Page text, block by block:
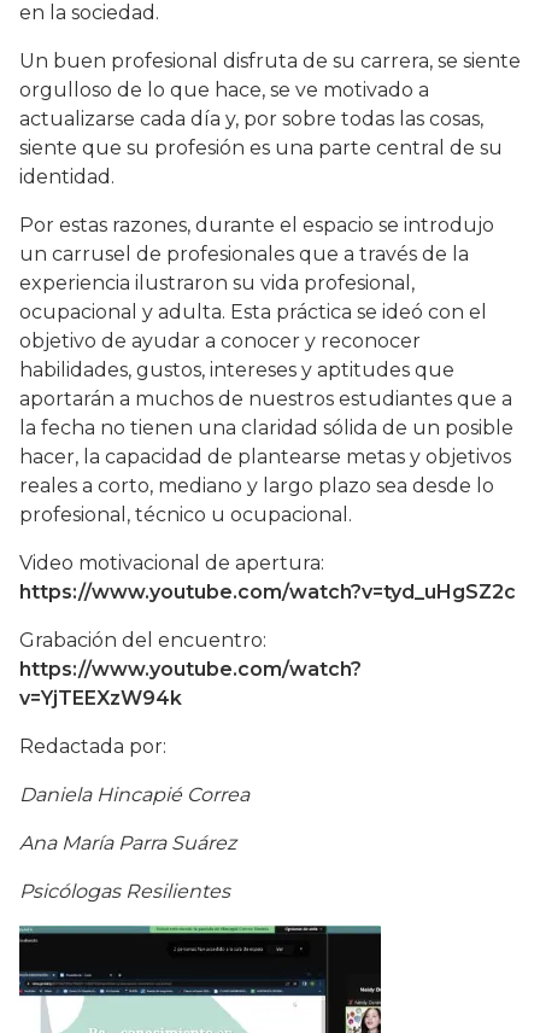
en la sociedad.
Un buen profesional disfruta de su carrera, se siente
orgulloso de lo que hace, se ve motivado a
actualizarse cada día y, por sobre todas las cosas,
siente que su profesión es una parte central de su
identidad.
Por estas razones, durante el espacio se introdujo
un carrusel de profesionales que a través de la
experiencia ilustraron su vida profesional,
ocupacional y adulta. Esta práctica se ideó con el
objetivo de ayudar a conocer y reconocer
habilidades, gustos, intereses y aptitudes que
aportarán a muchos de nuestros estudiantes que a
la fecha no tienen una claridad sólida de un posible
hacer, la capacidad de plantearse metas y objetivos
reales a corto, mediano y largo plazo sea desde lo
profesional, técnico u ocupacional.
Video motivacional de apertura:
https://www.youtube.com/watch?v=tyd_uHgSZ2c
Grabación del encuentro:
https://www.youtube.com/watch?
v=YjTEEXzW94k
Redactada por:
Daniela Hincapié Correa
Ana María Parra Suárez
Psicólogas Resilientes